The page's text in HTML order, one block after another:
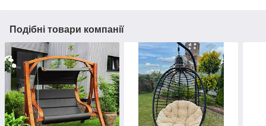
Подібні товари компанії